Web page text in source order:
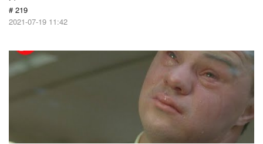
# 219
2021-07-19 11:42